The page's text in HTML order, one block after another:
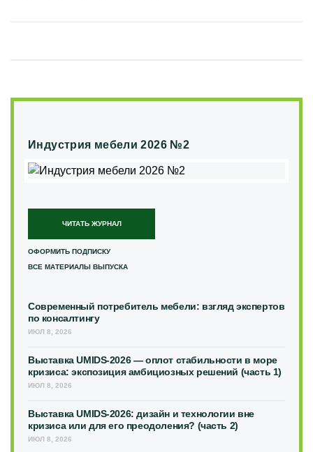
Индустрия мебели 2026 №2
ЧИТАТЬ ЖУРНАЛ
ОФОРМИТЬ ПОДПИСКУ
ВСЕ МАТЕРИАЛЫ ВЫПУСКА
Современный потребитель мебели: взгляд экспертов
по консалтингу
ИЮЛ 8, 2026
Выставка UMIDS-2026 — оплот стабильности в море
кризиса: экспозиция амбициозных решений (часть 1)
ИЮЛ 8, 2026
Выставка UMIDS-2026: дизайн и технологии вне
кризиса или для его преодоления? (часть 2)
ИЮЛ 8, 2026